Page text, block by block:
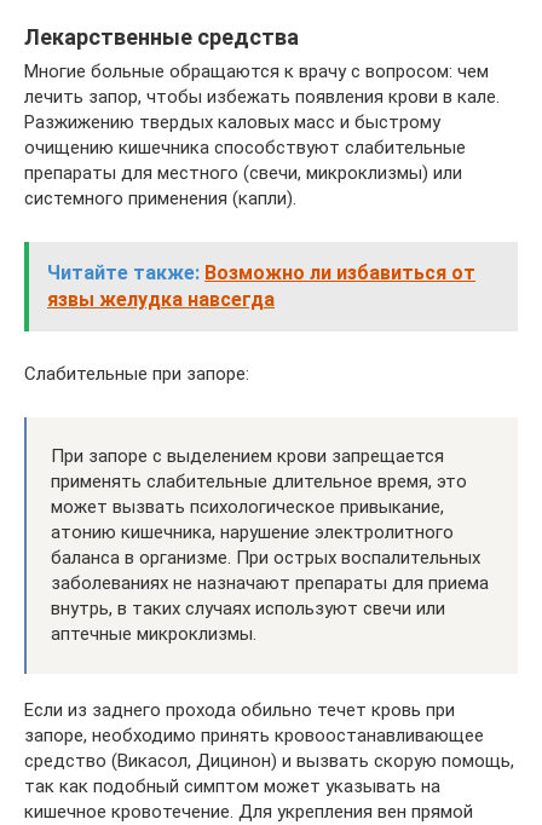
Лекарственные средства
Многие больные обращаются к врачу с вопросом: чем
лечить запор, чтобы избежать появления крови в кале.
Разжижению твердых каловых масс и быстрому
очищению кишечника способствуют слабительные
препараты для местного (свечи, микроклизмы) или
системного применения (капли).
Читайте также: Возможно ли избавиться от
язвы желудка навсегда
Слабительные при запоре:
При запоре с выделением крови запрещается
применять слабительные длительное время, это
может вызвать психологическое привыкание,
атонию кишечника, нарушение электролитного
баланса в организме. При острых воспалительных
заболеваниях не назначают препараты для приема
внутрь, в таких случаях используют свечи или
аптечные микроклизмы.
Если из заднего прохода обильно течет кровь при
запоре, необходимо принять кровоостанавливающее
средство (Викасол, Дицинон) и вызвать скорую помощь,
так как подобный симптом может указывать на
кишечное кровотечение. Для укрепления вен прямой